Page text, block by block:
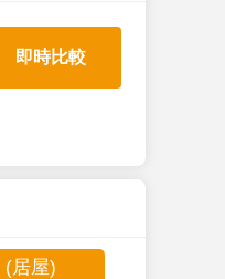
即時比較
(居屋)